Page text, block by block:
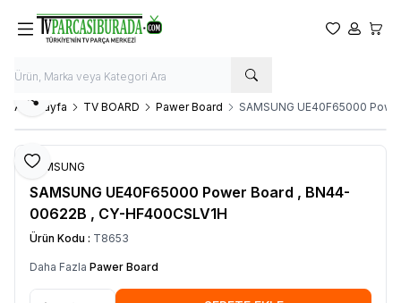
Favorilerim
Hesabım
Ana Sayfa TV BOARD Pawer Board SAMSUNG UE40F65000
Favoriye Ekle
Paylaş
SAMSUNG
SAMSUNG UE40F65000 Power Board , BN44-
00622B , CY-HF400CSLV1H
Ürün Kodu : T8653
Daha Fazla Pawer Board